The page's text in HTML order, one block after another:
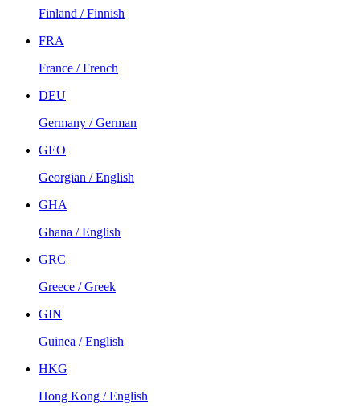
Finland / Finnish
FRA
France / French
DEU
Germany / German
GEO
Georgian / English
GHA
Ghana / English
GRC
Greece / Greek
GIN
Guinea / English
HKG
Hong Kong / English